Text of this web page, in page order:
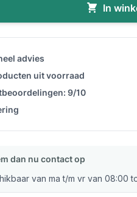
In
advies
uit voorraad
9/10
dan nu contact op
van ma t/m vr van 08:00